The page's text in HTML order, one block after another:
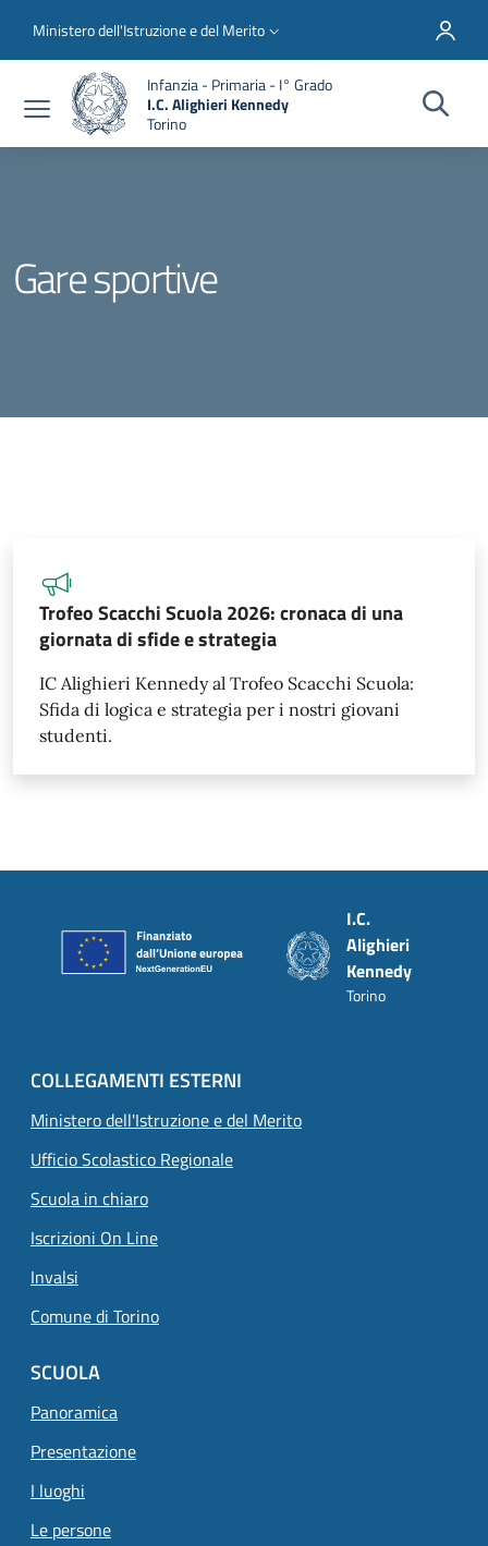
Slim top
Ministero dell'Istruzione e del Merito
Infanzia - Primaria - I° Grado
I.C. Alighieri Kennedy
Torino
Gare sportive
Trofeo Scacchi Scuola 2026: cronaca di una
giornata di sfide e strategia
IC Alighieri Kennedy al Trofeo Scacchi Scuola:
Sfida di logica e strategia per i nostri giovani
studenti.
I.C.
Alighieri
Kennedy
Torino
COLLEGAMENTI ESTERNI
Ministero dell'Istruzione e del Merito
Ufficio Scolastico Regionale
Scuola in chiaro
Iscrizioni On Line
Invalsi
Comune di Torino
SCUOLA
Panoramica
Presentazione
I luoghi
Le persone